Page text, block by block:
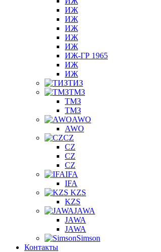
ИЖ
ИЖ
ИЖ
ИЖ
ИЖ
ИЖ-ГР 1965
ИЖ
ИЖ
ТИЗ
ТМЗ
ТМЗ
ТМЗ
AWO
AWO
CZ
CZ
CZ
CZ
IFA
IFA
KZS
KZS
JAWA
JAWA
JAWA
Simson
Контакты